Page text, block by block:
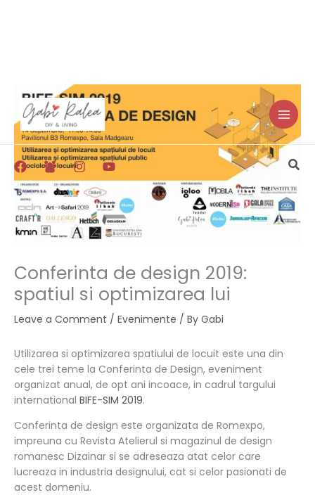
content
Conferinta de design 2019:
spatiul si optimizarea lui
Leave a Comment / Evenimente / By Gabi
Utilizarea si optimizarea spatiului de locuit este una din
cele trei teme la Conferinta de Design, eveniment
organizat anual, de opt ani incoace, in cadrul targului
international BIFE-SIM 2019.
Conferinta de design este organizata de Romexpo,
impreuna cu Revista Atelierul si magazinul de design
romanesc Dizainar si se adreseaza atat celor care
lucreaza in industria designului, cat si celor pasionati de
acest domeniu.